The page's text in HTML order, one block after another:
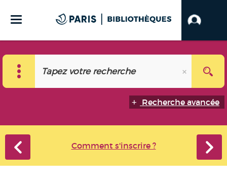
Recherche avancée
Comment s'inscrire ?